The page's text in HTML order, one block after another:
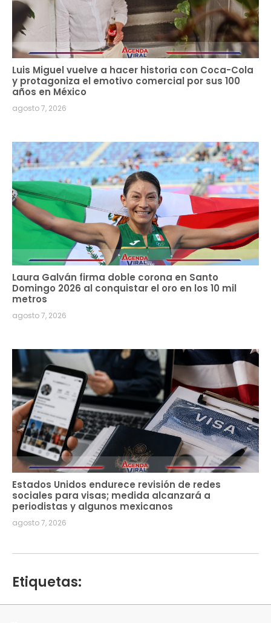
Luis Miguel vuelve a hacer historia con Coca-Cola
y protagoniza el emotivo comercial por sus 100
años en México
agosto 7, 2026
Laura Galván firma doble corona en Santo
Domingo 2026 al conquistar el oro en los 10 mil
metros
agosto 7, 2026
Estados Unidos endurece revisión de redes
sociales para visas; medida alcanzará a
periodistas y algunos mexicanos
agosto 7, 2026
Etiquetas: